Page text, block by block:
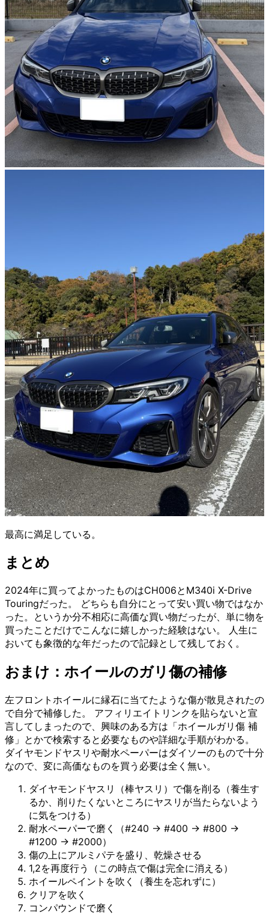
最高に満足している。
まとめ
2024年に買ってよかったものはCH006とM340i X-Drive
Touringだった。 どちらも自分にとって安い買い物ではなか
った。というか分不相応に高価な買い物だったが、単に物を
買ったことだけでこんなに嬉しかった経験はない。 人生に
おいても象徴的な年だったので記録として残しておく。
おまけ：ホイールのガリ傷の補修
左フロントホイールに縁石に当てたような傷が散見されたの
で自分で補修した。 アフィリエイトリンクを貼らないと宣
言してしまったので、興味のある方は「ホイールガリ傷 補
修」とかで検索すると必要なものや詳細な手順がわかる。
ダイヤモンドヤスリや耐水ペーパーはダイソーのもので十分
なので、変に高価なものを買う必要は全く無い。
ダイヤモンドヤスリ（棒ヤスリ）で傷を削る（養生す
るか、削りたくないところにヤスリが当たらないよう
に気をつける）
耐水ペーパーで磨く（#240 → #400 → #800 →
#1200 → #2000）
傷の上にアルミパテを盛り、乾燥させる
1,2を再度行う（この時点で傷は完全に消える）
ホイールペイントを吹く（養生を忘れずに）
クリアを吹く
コンパウンドで磨く